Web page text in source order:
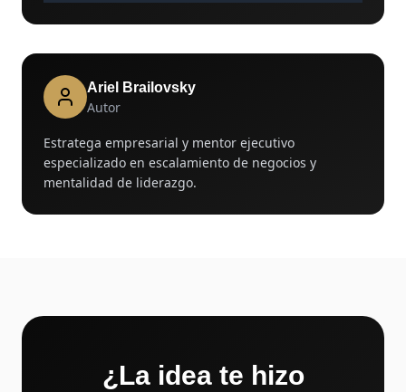
Ariel Brailovsky
Autor
Estratega empresarial y mentor ejecutivo
especializado en escalamiento de negocios y
mentalidad de liderazgo.
¿La idea te hizo